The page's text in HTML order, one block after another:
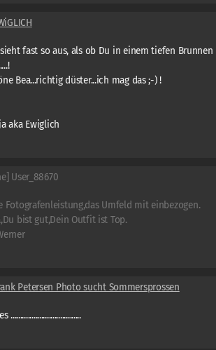
sieht fast so aus, als ob Du in einem tiefen Brunnen
Bea...richtig düster...ich mag das ;-) !
aka Ewiglich
User_88670
Fotografenleistung,das Umfeld mit einbezogen.
bist gut,Dein Outfit ist Top.
Petersen Photo sucht Sommersprossen
.....................................